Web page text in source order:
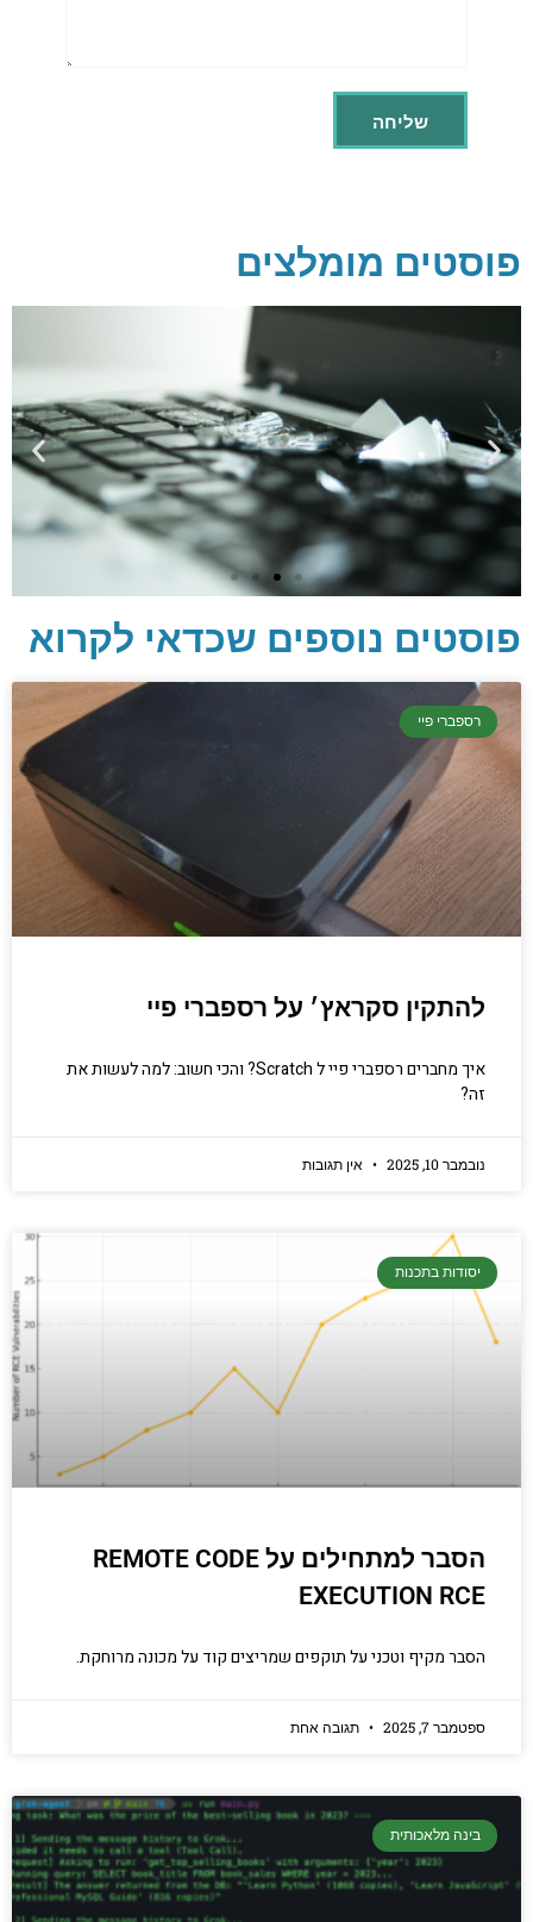
פוסטים מומלצים
יסודות בתכנות
יסודי וחשוב שגם מתכנתים מנוסים לא תמיד
הכנסו עכשיו
פוסטים נוספים שכדאי לקרוא
רספברי פיי
להתקין סקראץ׳ על רספברי פיי
איך מחברים רספברי פיי ל Scratch? והכי חשוב: למה לעשות את
זה?
נובמבר 10, 2025 אין תגובות
יסודות בתכנות
הסבר למתחילים על REMOTE CODE
EXECUTION RCE
הסבר מקיף וטכני על תוקפים שמריצים קוד על מכונה מרוחקת.
ספטמבר 7, 2025 תגובה אחת
בינה מלאכותית